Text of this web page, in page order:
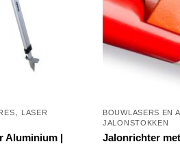
, LASER
Aluminium |
BOUWLASERS EN
JALONSTOKKEN
Jalonrichter